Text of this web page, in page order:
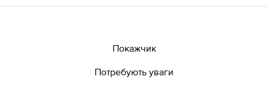
Покажчик
Потребують уваги